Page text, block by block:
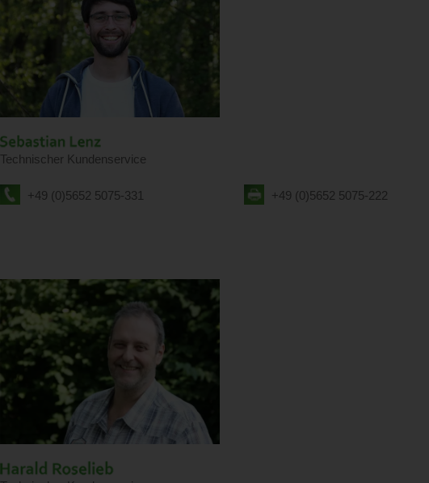
Technischer Kundenservice
+49 (0)5652 5075-331 +49 (0)5652 5075-222